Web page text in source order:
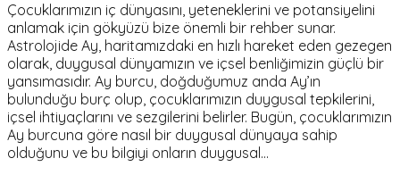
Çocuklarımızın iç dünyasını, yeteneklerini ve potansiyelini
anlamak için gökyüzü bize önemli bir rehber sunar.
Astrolojide Ay, haritamızdaki en hızlı hareket eden gezegen
olarak, duygusal dünyamızın ve içsel benliğimizin güçlü bir
yansımasıdır. Ay burcu, doğduğumuz anda Ay’ın
bulunduğu burç olup, çocuklarımızın duygusal tepkilerini,
içsel ihtiyaçlarını ve sezgilerini belirler. Bugün, çocuklarımızın
Ay burcuna göre nasıl bir duygusal dünyaya sahip
olduğunu ve bu bilgiyi onların duygusal…